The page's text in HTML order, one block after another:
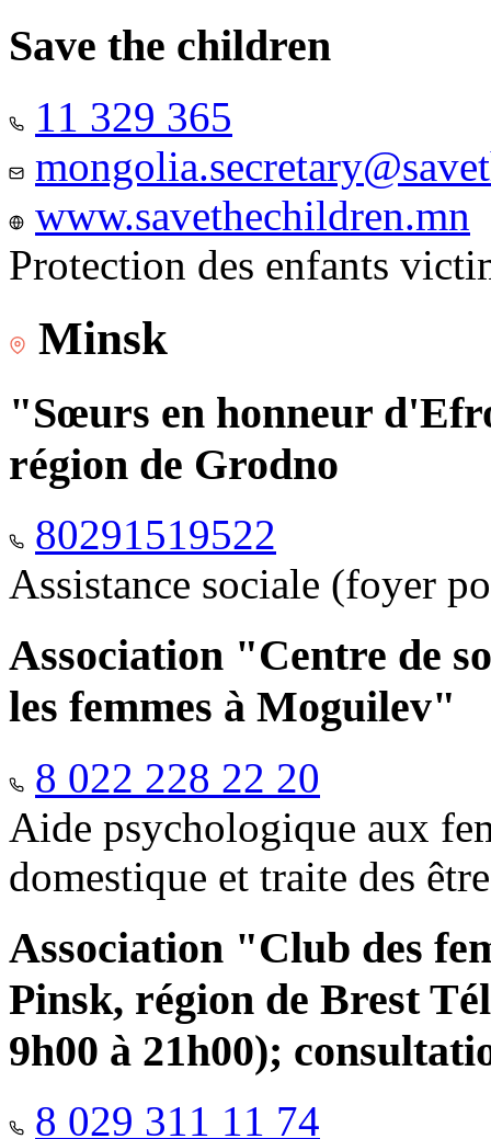
Save the children
11 329 365
www.savethechildren.mn
Protection des enfants
Minsk
"Sœurs en honneur
région de Grodno
80291519522
Assistance sociale (foyer
Association "Centre de
les femmes à Moguilev"
8 022 228 22 20
Aide psychologique aux
domestique et traite des
Association "Club des
Pinsk, région de Brest
9h00 à 21h00);
8 029 311 11 74